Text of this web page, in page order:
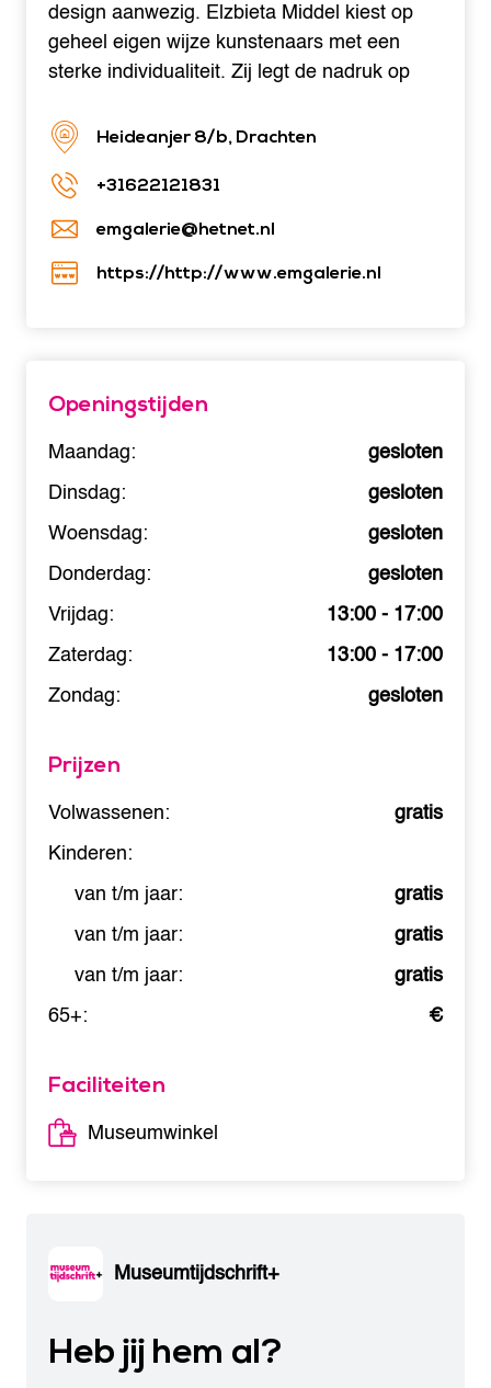
design aanwezig. Elzbieta Middel kiest op
geheel eigen wijze kunstenaars met een
sterke individualiteit. Zij legt de nadruk op
Heideanjer 8/b, Drachten
+31622121831
emgalerie@hetnet.nl
https://http://www.emgalerie.nl
Openingstijden
Maandag:
gesloten
Dinsdag:
gesloten
Woensdag:
gesloten
Donderdag:
gesloten
Vrijdag:
13:00 - 17:00
Zaterdag:
13:00 - 17:00
Zondag:
gesloten
Prijzen
Volwassenen:
gratis
Kinderen:
van t/m jaar:
gratis
van t/m jaar:
gratis
van t/m jaar:
gratis
65+:
€
Faciliteiten
Museumwinkel
Museumtijdschrift+
Heb jij hem al?